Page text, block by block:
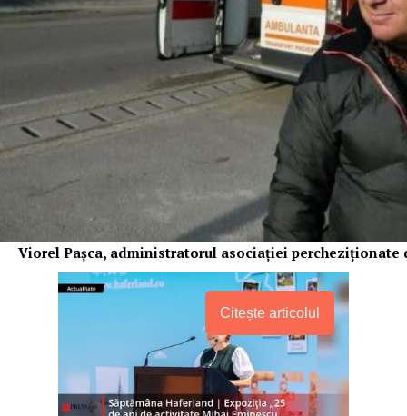
Viorel Pașca, administratorul asociației percheziționate
Citește articolul